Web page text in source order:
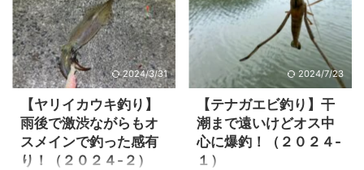
に限っては毎種の様に寒波で
風が強く釣り日和では無い。
先週末、今週末とやはり定番
の爆風予報で風裏のメバリン
グ位しか出来そうに有りませ
ってヤリイカやアジングなど
やってみたいのですが、日本
海は毎週末ずっと時化の感じ
です。 風裏探して先週は二見
ジグ単で藻に付いている良型
メバルを数釣りする事が出来
ます。
https://zaltz.blog/mevering-
2022-18/ メバル爆釣１回目
https://zaltz.blog/mevering-
2022-20/ メバル爆釣２回目
本当は島のアジングに行きた
いですが、今年もアジは抜け
て行ったみたいでアジングが
2024/3/31
【ヤリイカウキ釣り】
雨後で激渋ながらもオ
スメインで釣った感有
り！（２０２４-２）
2024/7/23
【テナガエビ釣り】干
潮まで遠いけどオス中
心に爆釣！（２０２４-
１）